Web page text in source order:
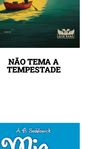
NÃO TEMA A
TEMPESTADE